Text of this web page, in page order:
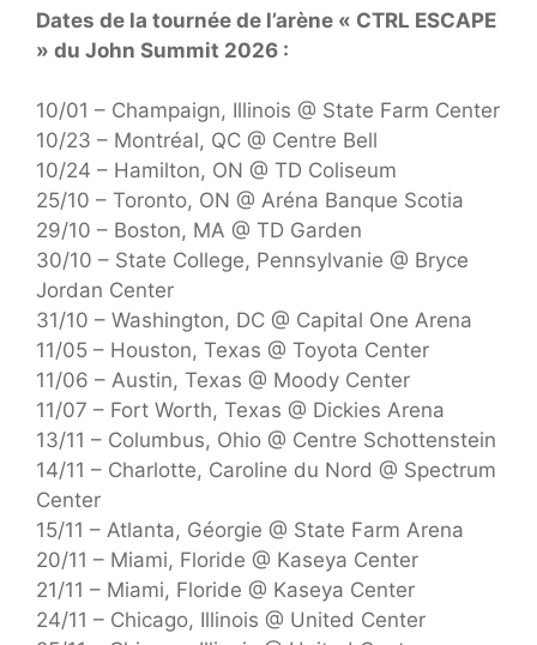
Dates de la tournée de l’arène « CTRL ESCAPE
» du John Summit 2026 :
10/01 – Champaign, Illinois @ State Farm Center
10/23 – Montréal, QC @ Centre Bell
10/24 – Hamilton, ON @ TD Coliseum
25/10 – Toronto, ON @ Aréna Banque Scotia
29/10 – Boston, MA @ TD Garden
30/10 – State College, Pennsylvanie @ Bryce
Jordan Center
31/10 – Washington, DC @ Capital One Arena
11/05 – Houston, Texas @ Toyota Center
11/06 – Austin, Texas @ Moody Center
11/07 – Fort Worth, Texas @ Dickies Arena
13/11 – Columbus, Ohio @ Centre Schottenstein
14/11 – Charlotte, Caroline du Nord @ Spectrum
Center
15/11 – Atlanta, Géorgie @ State Farm Arena
20/11 – Miami, Floride @ Kaseya Center
21/11 – Miami, Floride @ Kaseya Center
24/11 – Chicago, Illinois @ United Center